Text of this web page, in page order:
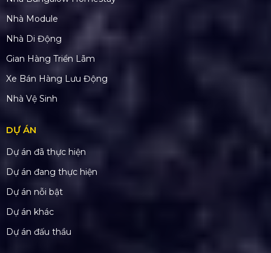
Nhà Module
Nhà Di Động
Gian Hàng Triển Lãm
Xe Bán Hàng Lưu Động
Nhà Vệ Sinh
DỰ ÁN
Dự án đã thực hiện
Dự án đang thực hiện
Dự án nỗi bật
Dự án khác
Dự án đấu thầu